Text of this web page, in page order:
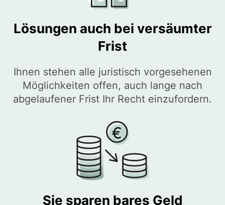
Lösungen auch bei versäumter
Frist
Ihnen stehen alle juristisch vorgesehenen
Möglichkeiten offen, auch lange nach
abgelaufener Frist Ihr Recht einzufordern.
Sie sparen bares Geld